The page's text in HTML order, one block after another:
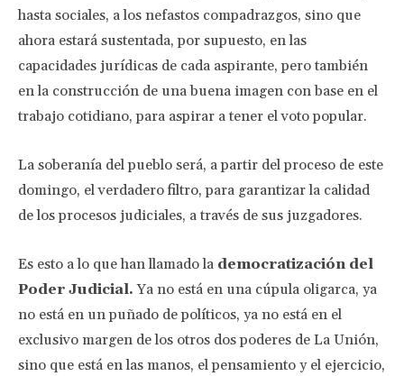
hasta sociales, a los nefastos compadrazgos, sino que
ahora estará sustentada, por supuesto, en las
capacidades jurídicas de cada aspirante, pero también
en la construcción de una buena imagen con base en el
trabajo cotidiano, para aspirar a tener el voto popular.
La soberanía del pueblo será, a partir del proceso de este
domingo, el verdadero filtro, para garantizar la calidad
de los procesos judiciales, a través de sus juzgadores.
Es esto a lo que han llamado la democratización del
Poder Judicial.Ya no está en una cúpula oligarca, ya
no está en un puñado de políticos, ya no está en el
exclusivo margen de los otros dos poderes de La Unión,
sino que está en las manos, el pensamiento y el ejercicio,